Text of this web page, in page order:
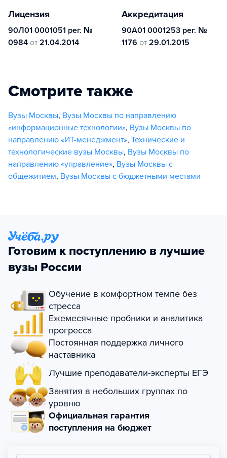
Лицензия
90Л01 0001051 рег. №
0984 от 21.04.2014
Аккредитация
90А01 0001253 рег. №
1176 от 29.01.2015
Смотрите также
Вузы Москвы, Вузы Москвы по направлению
«информационные технологии», Вузы Москвы по
направлению «ИТ-менеджмент», Технические и
технологические вузы Москвы, Вузы Москвы по
направлению «управление», Вузы Москвы с
общежитием, Вузы Москвы с бюджетными местами
Готовим к поступлению в лучшие
вузы России
Обучение в комфортном темпе без
стресса
Ежемесячные пробники и аналитика
прогресса
Постоянная поддержка личного
наставника
Лучшие преподаватели-эксперты ЕГЭ
Занятия в небольших группах по
уровню
Официальная гарантия
поступления на бюджет